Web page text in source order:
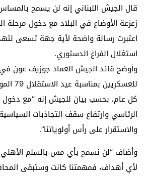
قال الجيش اللبناني إنه لن يسمح
زعزعة الأوضاع في البلاد مع دخول مرحلة
اعتبرت رسالة واضحة لأية جهة تسعى
استغلال الفراغ الدستوري.
وأوضح قائد الجيش العماد جوزيف عون
كل عام، بحسب بيان للجيش إنه “مع دخول
الرئاسي وارتفاع سقف التجاذبات
والاستقرار على رأس أولوياتنا”.
وأضاف “لن نسمح بأي مس بالسلم الأهلي
لأي أهداف، فمهمتنا كانت وستبقى